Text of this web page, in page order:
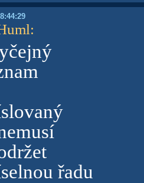
:
řadu